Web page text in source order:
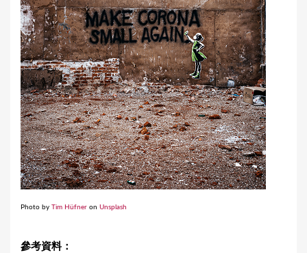
Photo by Tim Hüfner on Unsplash
參考資料：